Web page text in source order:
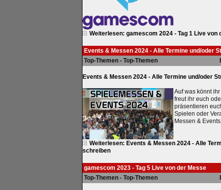
Weiterlesen: gamescom 2024 - Tag 1 Live von
Events & Messen 2024 - Alle Termine und/oder
Top-Themen - Top-Themen
Events & Messen 2024 - Alle Termine und/oder
Auf was könnt
freut ihr euch
präsentieren
Spielen oder
Messen &
Weiterlesen: Events & Messen 2024 - Alle
schreiben
gamescom 2023 - Tag 5 Live von der Messe
Top-Themen - Top-Themen